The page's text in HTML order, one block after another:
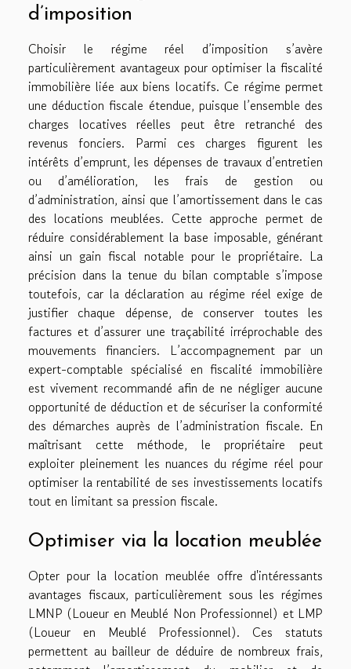
d’imposition
Choisir le régime réel d’imposition s’avère
particulièrement avantageux pour optimiser la fiscalité
immobilière liée aux biens locatifs. Ce régime permet
une déduction fiscale étendue, puisque l’ensemble des
charges locatives réelles peut être retranché des
revenus fonciers. Parmi ces charges figurent les
intérêts d’emprunt, les dépenses de travaux d’entretien
ou d’amélioration, les frais de gestion ou
d’administration, ainsi que l’amortissement dans le cas
des locations meublées. Cette approche permet de
réduire considérablement la base imposable, générant
ainsi un gain fiscal notable pour le propriétaire. La
précision dans la tenue du bilan comptable s’impose
toutefois, car la déclaration au régime réel exige de
justifier chaque dépense, de conserver toutes les
factures et d’assurer une traçabilité irréprochable des
mouvements financiers. L’accompagnement par un
expert-comptable spécialisé en fiscalité immobilière
est vivement recommandé afin de ne négliger aucune
opportunité de déduction et de sécuriser la conformité
des démarches auprès de l’administration fiscale. En
maîtrisant cette méthode, le propriétaire peut
exploiter pleinement les nuances du régime réel pour
optimiser la rentabilité de ses investissements locatifs
tout en limitant sa pression fiscale.
Optimiser via la location meublée
Opter pour la location meublée offre d'intéressants
avantages fiscaux, particulièrement sous les régimes
LMNP (Loueur en Meublé Non Professionnel) et LMP
(Loueur en Meublé Professionnel). Ces statuts
permettent au bailleur de déduire de nombreux frais,